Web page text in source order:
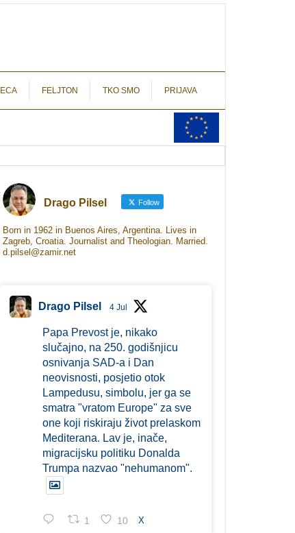
FELJTON TKO SMO PRIJAVA
Drago Pilsel Follow
Born in 1962 in Buenos Aires, Argentina. Lives in
Zagreb, Croatia. Journalist and Theologian. Married.
d.pilsel@zamir.net
Drago Pilsel 4 Jul
Papa Prevost je, nikako
slučajno, na 250. godišnjicu
osnivanja SAD-a i Dan
neovisnosti, posjetio otok
Lampedusu, simbolu, jer ga se
smatra "vratom Europe" za sve
one koji riskiraju život prelaskom
Mediterana. Lav je, inače,
migracijsku politiku Donalda
Trumpa nazvao "nehumanom".
1 10 X